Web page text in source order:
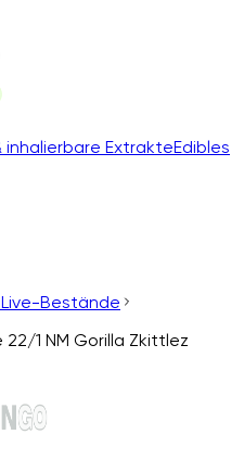
inhalierbare ExtrakteEdibles
Bestände
1 NM Gorilla Zkittlez